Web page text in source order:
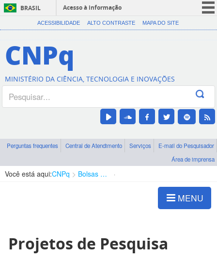
BRASIL
Acesso à informação
CORONAVÍRUS (COVID-19)
Canais
ACESSIBILIDADE ALTO CONTRASTE MAPA DO SITE
CNPq
MINISTÉRIO DA CIÊNCIA, TECNOLOGIA E INOVAÇÕES
Perguntas frequentes Central de Atendimento Serviços
E-mail do Pesquisador
Área de imprensa
Você está aqui:CNPq Bolsas e Auxílios Vigentes
MENU
Projetos de Pesquisa